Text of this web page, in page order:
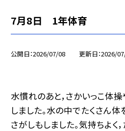
7月8日 1年体育
公開日 2026/07/08 更新日 2026/
水慣れのあと，さかいっこ体
しました。水の中でたくさん体
さがしもしました。気持ちよく